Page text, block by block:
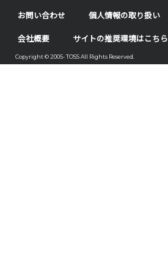
お問い合わせ 個人情報の取り扱い
会社概要 サイトの推奨環境はこちら
Copyright © 2005- TOSS All Rights Reserved.